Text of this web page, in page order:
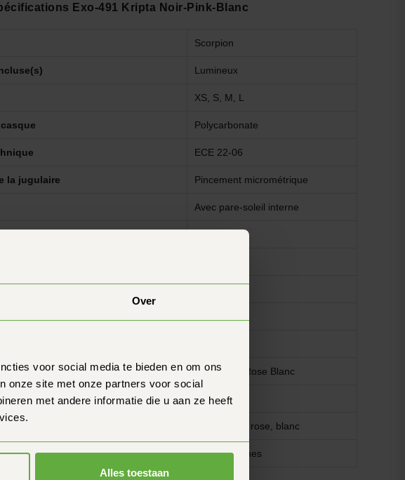
Over
voor social media te bieden en om ons
onze site met onze partners voor social
met andere informatie die u aan ze heeft
Alles toestaan
Exo-491 Kripta Noir-Pink-Blanc
Scorpion
Lumineux
XS, S, M, L
Polycarbonate
ECE 22-06
la jugulaire Pincement micrométrique
Avec pare-soleil interne
Kripta Noir Rose Blanc
l'interphone Oui
Noir brillant, rose, blanc
1603 grammes